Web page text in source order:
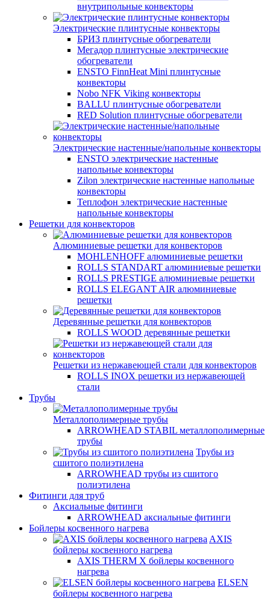
внутрипольные конвекторы
Электрические плинтусные конвекторы
БРИЗ плинтусные обогреватели
Мегадор плинтусные электрические
обогреватели
ENSTO FinnHeat Mini плинтусные
конвекторы
Nobo NFK Viking конвекторы
BALLU плинтусные обогреватели
RED Solution плинтусные обогреватели
Электрические настенные/напольные конвекторы
ENSTO электрические настенные
напольные конвекторы
Zilon электрические настенные напольные
конвекторы
Теплофон электрические настенные
напольные конвекторы
Решетки для конвекторов
Алюминиевые решетки для конвекторов
MOHLENHOFF алюминиевые решетки
ROLLS STANDART алюминиевые решетки
ROLLS PRESTIGE алюминиевые решетки
ROLLS ELEGANT AIR алюминиевые
решетки
Деревянные решетки для конвекторов
ROLLS WOOD деревянные решетки
Решетки из нержавеющей стали для конвекторов
ROLLS INOX решетки из нержавеющей
стали
Трубы
Металлополимерные трубы
ARROWHEAD STABIL металлополимерные
трубы
Трубы из
сшитого полиэтилена
ARROWHEAD трубы из сшитого
полиэтилена
Фитинги для труб
Аксиальные фитинги
ARROWHEAD аксиальные фитинги
Бойлеры косвенного нагрева
AXIS
бойлеры косвенного нагрева
AXIS THERM X бойлеры косвенного
нагрева
ELSEN
бойлеры косвенного нагрева